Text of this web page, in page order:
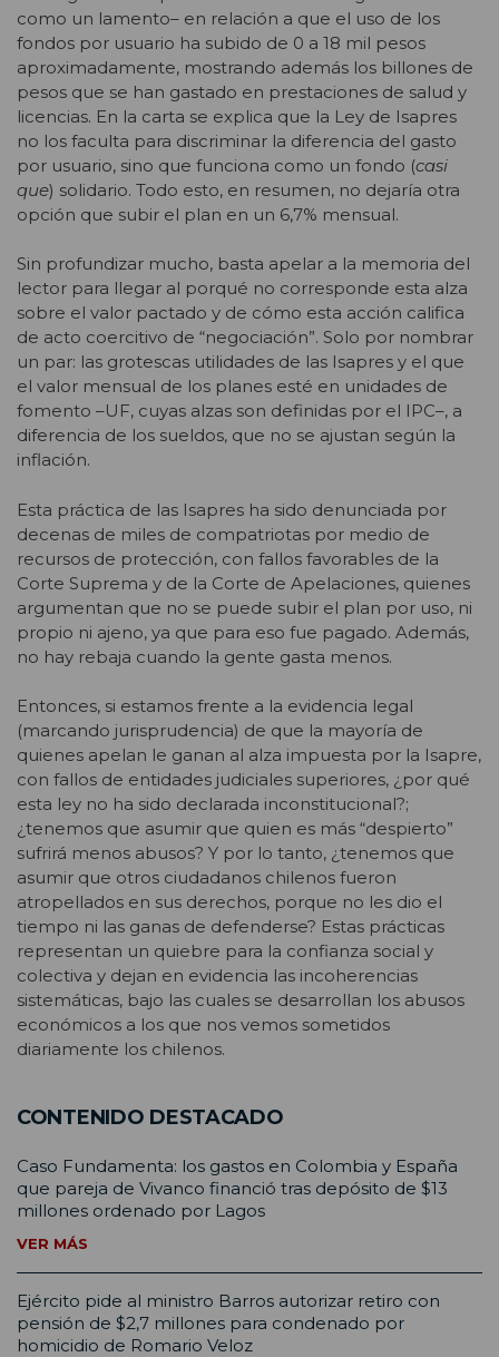
como un lamento– en relación a que el uso de los
fondos por usuario ha subido de 0 a 18 mil pesos
aproximadamente, mostrando además los billones de
pesos que se han gastado en prestaciones de salud y
licencias. En la carta se explica que la Ley de Isapres
no los faculta para discriminar la diferencia del gasto
por usuario, sino que funciona como un fondo (casi
que) solidario. Todo esto, en resumen, no dejaría otra
opción que subir el plan en un 6,7% mensual.
Sin profundizar mucho, basta apelar a la memoria del
lector para llegar al porqué no corresponde esta alza
sobre el valor pactado y de cómo esta acción califica
de acto coercitivo de “negociación”. Solo por nombrar
un par: las grotescas utilidades de las Isapres y el que
el valor mensual de los planes esté en unidades de
fomento –UF, cuyas alzas son definidas por el IPC–, a
diferencia de los sueldos, que no se ajustan según la
inflación.
Esta práctica de las Isapres ha sido denunciada por
decenas de miles de compatriotas por medio de
recursos de protección, con fallos favorables de la
Corte Suprema y de la Corte de Apelaciones, quienes
argumentan que no se puede subir el plan por uso, ni
propio ni ajeno, ya que para eso fue pagado. Además,
no hay rebaja cuando la gente gasta menos.
Entonces, si estamos frente a la evidencia legal
(marcando jurisprudencia) de que la mayoría de
quienes apelan le ganan al alza impuesta por la Isapre,
con fallos de entidades judiciales superiores, ¿por qué
esta ley no ha sido declarada inconstitucional?;
¿tenemos que asumir que quien es más “despierto”
sufrirá menos abusos? Y por lo tanto, ¿tenemos que
asumir que otros ciudadanos chilenos fueron
atropellados en sus derechos, porque no les dio el
tiempo ni las ganas de defenderse? Estas prácticas
representan un quiebre para la confianza social y
colectiva y dejan en evidencia las incoherencias
sistemáticas, bajo las cuales se desarrollan los abusos
económicos a los que nos vemos sometidos
diariamente los chilenos.
CONTENIDO DESTACADO
Caso Fundamenta: los gastos en Colombia y España
que pareja de Vivanco financió tras depósito de $13
millones ordenado por Lagos
VER MÁS
Ejército pide al ministro Barros autorizar retiro con
pensión de $2,7 millones para condenado por
homicidio de Romario Veloz